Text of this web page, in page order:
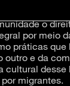
de garantir
o
por meio
práticas que
e da
cultural desse
migrantes.